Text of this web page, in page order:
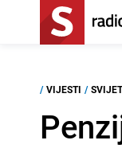
/ VIJESTI / SVIJET